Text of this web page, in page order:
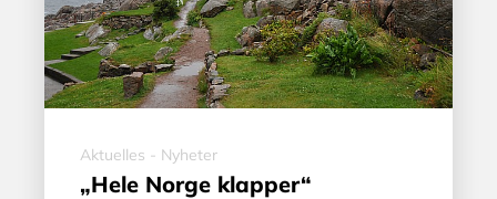
Aktuelles - Nyheter
„Hele Norge klapper“